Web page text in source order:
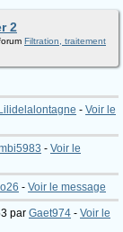
2
Filtration, traitement
Lilidelalontagne - Voir le
- Voir le
- Voir le message
par Gaet974 - Voir le